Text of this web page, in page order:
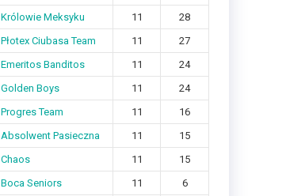
Królowie Meksyku 11
28
Płotex Ciubasa Team 11
27
Emeritos Banditos 11
24
Golden Boys 11
24
Progres Team 11
16
Absolwent Pasieczna 11
15
Chaos 11
15
Boca Seniors 11 6